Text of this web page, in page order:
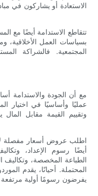
الاستعادة أو يشاركون في
تتقاطع الاستدامة أيضًا مع
بسياسات العمل الأخلاقية،
المجتمعية. فالشراكة
مع أن الجودة والاستدامة
عمليًا وأساسيًا في اختيار
وتقييم القيمة مقابل
اطلب عروض أسعار مفصلة
أيضًا رسوم الإعداد،
الطباعة المخصصة، وتكاليف
المحتملة. أحيانًا، يقدم
يفرضون رسومًا أولية